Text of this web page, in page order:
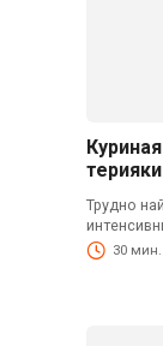
терияки
Трудно
30 мин.